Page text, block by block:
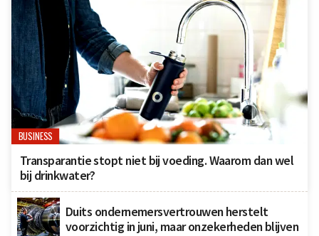
BUSINESS
Transparantie stopt niet bij voeding. Waarom dan wel
bij drinkwater?
Duits ondernemersvertrouwen herstelt
voorzichtig in juni, maar onzekerheden blijven